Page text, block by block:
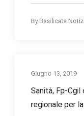
By Basilicata
Giugno 13, 2019
Sanità, Fp-
regionale per